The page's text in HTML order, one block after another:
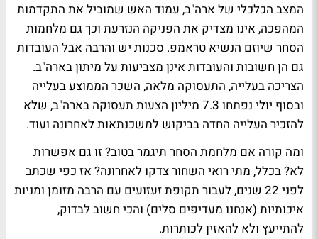
המצב הכלכלי של ארה"ב, עמוד האש שמוביל את התקדמות
המהפכה, אינו מצדיק את הפניקה הנזרעת וכך גם מלחמות
הסחר שיוזם הנשיא טראמפ. סכנות יש והרבה אבל העובדות
גם הן חשובות והעובדות אינן מצביעות על מיתון בארה"ב.
הצריכה בעלייה, התעסוקה מלאה, השכר הממוצע בעלייה
ובסוף יולי נפתחו 7.3 מיליון הצעות תעסוקה בארה"ב, שלא
להזכיר העלייה החדה בביקוש למשכנתאות לאחרונה ועוד.
ומה קורה אם מלחמת הסחר תיגמר בטוב? זו גם אפשרות
לא? בכלל, מתי רואי השחור צדקו לאחרונה? אז כפי שכתב
לפני 22 שנים, לעבור תקופת זעזועים עם הרבה מזומן ומניות
איכותיות (אנחנו מעדיפים סלים) והכי חשוב לבדוק,
להתייעץ ולא להאזין לכותרות.